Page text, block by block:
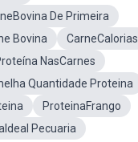
De Primeira
Bovina
CarneCalorias
NasCarnes
Quantidade Proteina
ProteinaFrango
Pecuaria